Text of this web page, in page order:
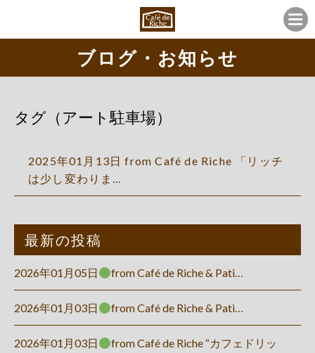
ブログ・お知らせ
タグ（アート駐車場）
2025年01月13日 from Café de Riche 「リッチ
は少し変わりま…
最新の投稿
2026年01月05日 from Café de Riche & Pati…
2026年01月03日 from Café de Riche & Pati…
2026年01月03日
from Café de Riche “カフェドリッ